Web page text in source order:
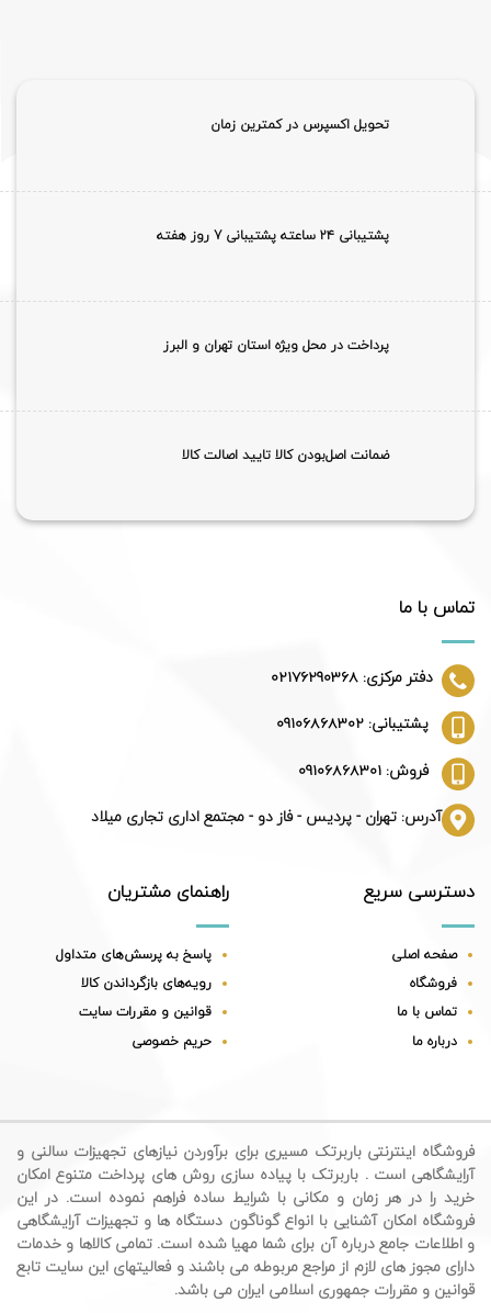
تحویل اکسپرس در کمترین زمان
پشتیبانی ۲۴ ساعته پشتیبانی 7 روز هفته
پرداخت در محل ویژه استان تهران و البرز
ضمانت اصل‌بودن کالا تایید اصالت کالا
تماس با ما
دفتر مرکزی: 02176290368
پشتیبانی: 09106868302
فروش: 09106868301
آدرس: تهران - پردیس - فاز دو - مجتمع اداری تجاری میلاد
دسترسی سریع
صفحه اصلی
فروشگاه
تماس با ما
درباره ما
راهنمای مشتریان
پاسخ به پرسش‌های متداول
رویه‌های بازگرداندن کالا
قوانین و مقررات سایت
حریم خصوصی
فروشگاه اینترنتی باربرتک مسیری برای برآوردن نیازهای تجهیزات سالنی و
آرایشگاهی است . باربرتک با پیاده سازی روش های پرداخت متنوع امکان
خرید را در هر زمان و مکانی با شرایط ساده فراهم نموده است. در این
فروشگاه امکان آشنایی با انواع گوناگون دستگاه ها و تجهیزات آرایشگاهی
و اطلاعات جامع درباره آن برای شما مهیا شده است. تمامی کالاها و خدمات
دارای مجوز های لازم از مراجع مربوطه می باشند و فعالیتهای این سایت تابع
قوانین و مقررات جمهوری اسلامی ایران می باشد.